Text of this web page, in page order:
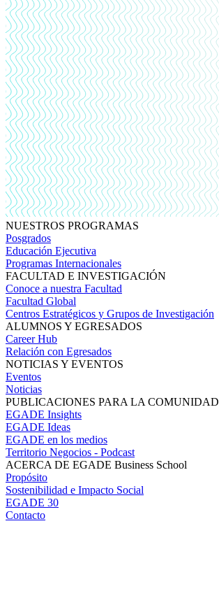
NUESTROS PROGRAMAS
Posgrados
Educación Ejecutiva
Programas Internacionales
FACULTAD E INVESTIGACIÓN
Conoce a nuestra Facultad
Facultad Global
Centros Estratégicos y Grupos de Investigación
ALUMNOS Y EGRESADOS
Career Hub
Relación con Egresados
NOTICIAS Y EVENTOS
Eventos
Noticias
PUBLICACIONES PARA LA COMUNIDAD
EGADE Insights
EGADE Ideas
EGADE en los medios
Territorio Negocios - Podcast
ACERCA DE EGADE Business School
Propósito
Sostenibilidad e Impacto Social
EGADE 30
Contacto